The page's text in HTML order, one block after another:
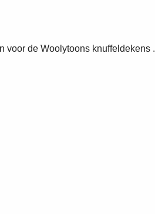
voor de Woolytoons knuffeldekens .